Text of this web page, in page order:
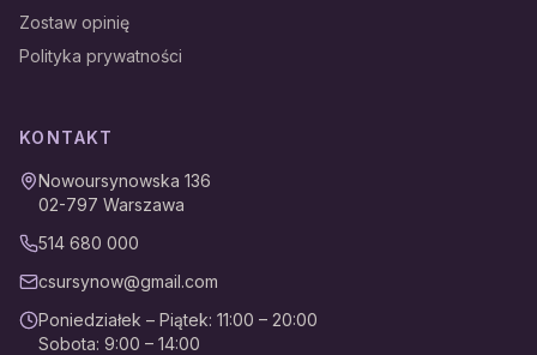
Zostaw opinię
Polityka prywatności
KONTAKT
Nowoursynowska 136
02-797 Warszawa
514 680 000
csursynow@gmail.com
Poniedziałek – Piątek: 11:00 – 20:00
Sobota: 9:00 – 14:00